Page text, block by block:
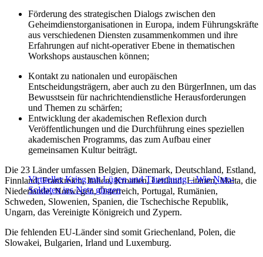
Förderung des strategischen Dialogs zwischen den
Geheimdienstorganisationen in Europa, indem Führungskräfte
aus verschiedenen Diensten zusammenkommen und ihre
Erfahrungen auf nicht-operativer Ebene in thematischen
Workshops austauschen können;
Kontakt zu nationalen und europäischen
Entscheidungsträgern, aber auch zu den BürgerInnen, um das
Bewusstsein für nachrichtendienstliche Herausforderungen
und Themen zu schärfen;
Entwicklung der akademischen Reflexion durch
Veröffentlichungen und die Durchführung eines speziellen
akademischen Programms, das zum Aufbau einer
gemeinsamen Kultur beiträgt.
Virtueller Krieg mit Lügen und Täuschung – Wie Nato-
Soldaten ins Netz gingen
Die 23 Länder umfassen Belgien, Dänemark, Deutschland, Estland,
Finnland, Frankreich, Italien, Kroatien, Lettland, Litauen, Malta, die
Niederlande, Norwegen, Österreich, Portugal, Rumänien,
Schweden, Slowenien, Spanien, die Tschechische Republik,
Ungarn, das Vereinigte Königreich und Zypern.
Die fehlenden EU-Länder sind somit Griechenland, Polen, die
Slowakei, Bulgarien, Irland und Luxemburg.